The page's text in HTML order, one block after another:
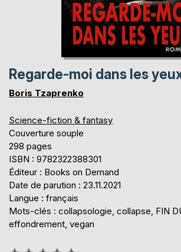
Regarde-moi dans les
Boris Tzaprenko
Science-fiction & fantasy
Couverture souple
298 pages
ISBN : 9782322388301
Éditeur : Books on Demand
Date de parution : 23.11.2021
Langue : français
Mots-clés : collapsologie, collapse, FIN
effondrement, vegan